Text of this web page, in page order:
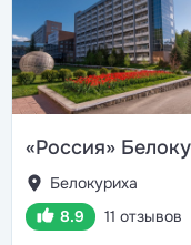
«Россия»
Белокуриха
8.9
11 отзывов